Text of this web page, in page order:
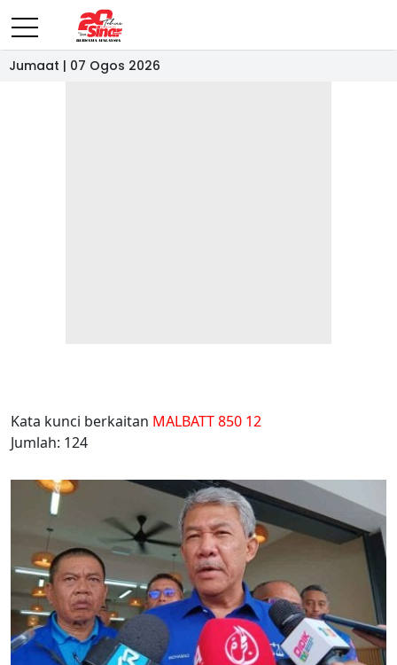
Jumaat | 07 Ogos 2026
Kata kunci berkaitan MALBATT 850 12
Jumlah: 124